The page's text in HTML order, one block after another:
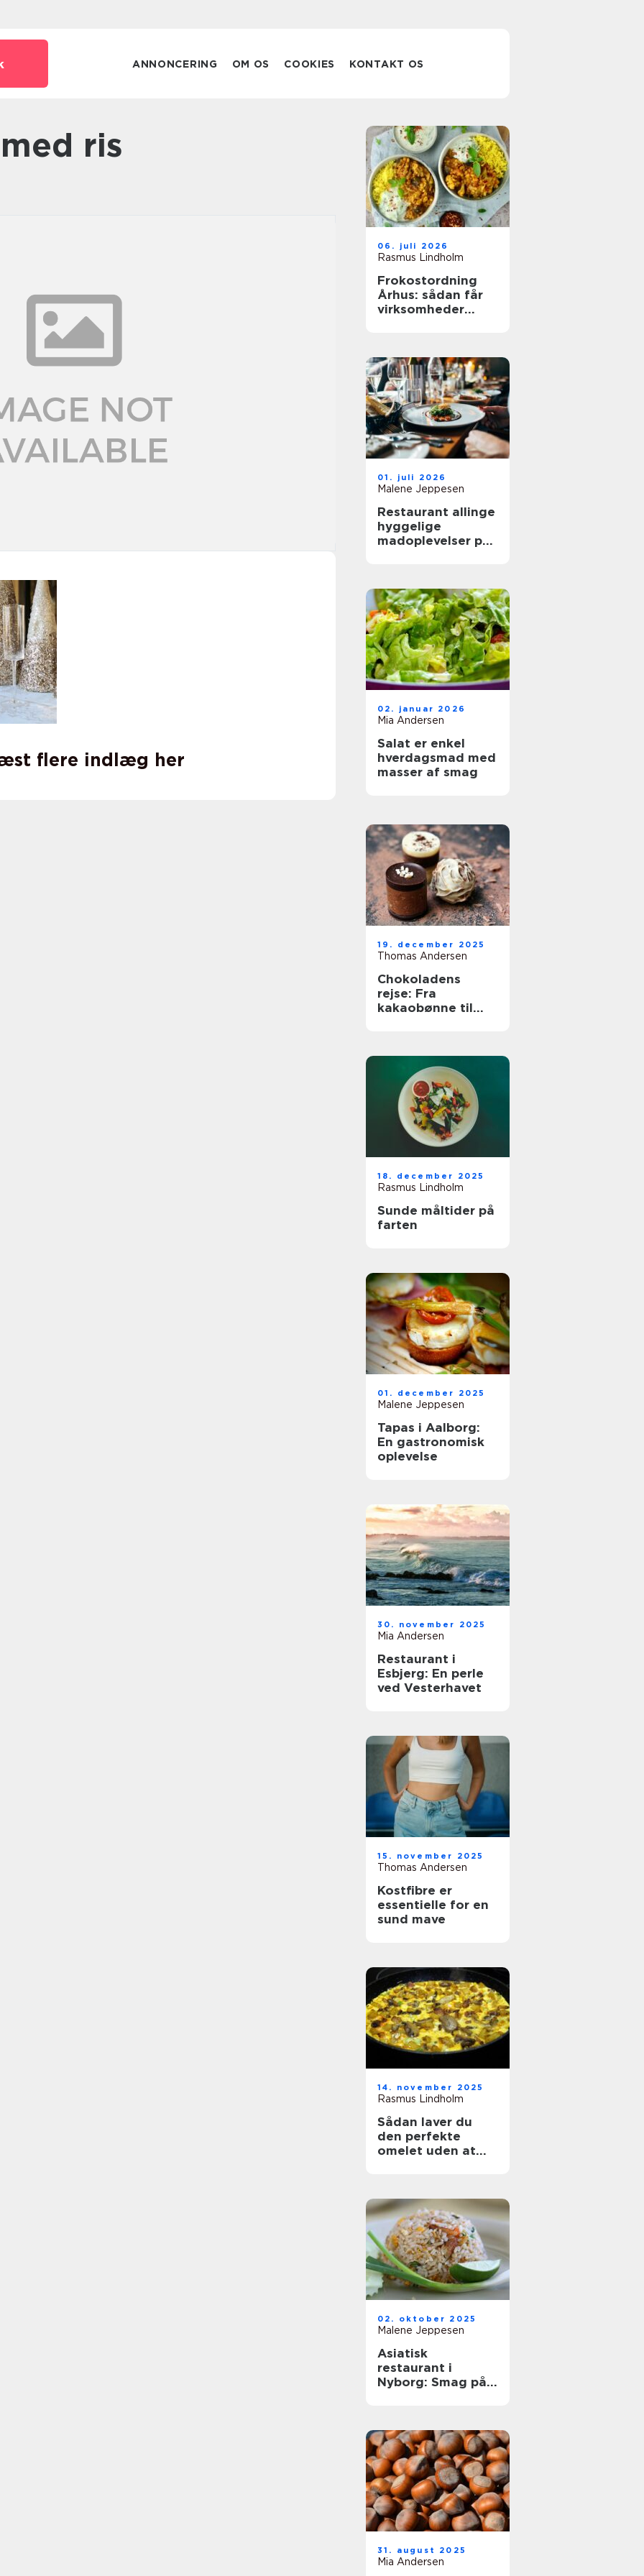
ANNONCERING OM OS COOKIES KONTAKT OS
ris
flere indlæg her
06. juli 2026
Rasmus Lindholm
Frokostordning
Århus: sådan får
virksomheder
01. juli 2026
Malene Jeppesen
Restaurant allinge
hyggelige
madoplevelser på
02. januar 2026
Mia Andersen
Salat er enkel
hverdagsmad med
masser af smag
19. december 2025
Thomas Andersen
Chokoladens
rejse: Fra
kakaobønne til
18. december 2025
Rasmus Lindholm
Sunde måltider på
farten
01. december 2025
Malene Jeppesen
Tapas i Aalborg:
En gastronomisk
oplevelse
30. november 2025
Mia Andersen
Restaurant i
Esbjerg: En perle
ved Vesterhavet
15. november 2025
Thomas Andersen
Kostfibre er
essentielle for en
sund mave
14. november 2025
Rasmus Lindholm
Sådan laver du
den perfekte
omelet uden at
02. oktober 2025
Malene Jeppesen
Asiatisk
restaurant i
Nyborg: Smag på
31. august 2025
Mia Andersen